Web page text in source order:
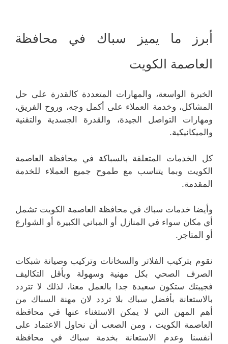
أبرز ما يميز سباك في محافظة
العاصمة الكويت
الخبرة الواسعة، والمهارات المتعددة كالقدرة على حل
المشاكل، وخدمة العملاء على أكمل وجه، وروح الفريق،
ومهارات التواصل الجيدة، والقدرة الجسدية والتقنية
والميكانيكية.
كل الخدمات المتعلقة بالسباكة في محافظة العاصمة
الكويت وبما يتناسب مع طموح جميع العملاء للخدمة
المقدمة.
وأيضا خدمات سباك في محافظة العاصمة الكويت تشمل
أي مكان سواء في المنازل أو المباني الكبيرة أو الشوارع
أو المتاجر.
نقوم بتركيب الفلاتر والسخانات وتركيب وصيانة شبكات
الصرف الصحي بكل مهنية وسهولة وبأقل التكاليف
فجيبتك ستكون سعيدة جدا بالعمل معنا، لذلك لا تتردد
بالاستعانة بأفضل سباك بلا تردد لان مهنة السباك من
أهم المهن التي لا يمكن الاستغناء عنها في محافظة
العاصمة الكويت ، ومن الصعب أن نحاول الاعتماد على
أنفسنا وعدم الاستعانة بخدمة سباك في محافظة